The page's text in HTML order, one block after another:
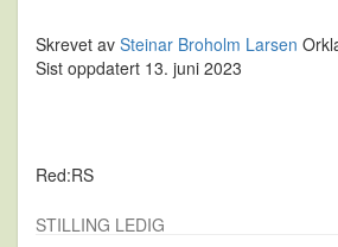
Skrevet av Steinar Broholm Larsen
Sist oppdatert 13. juni 2023
Red:RS
STILLING LEDIG